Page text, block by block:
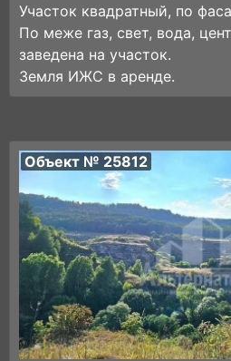
Участок квадратный, по
По меже газ, свет, вода,
заведена на участок.
Земля ИЖС в аренде.
Объект № 25812